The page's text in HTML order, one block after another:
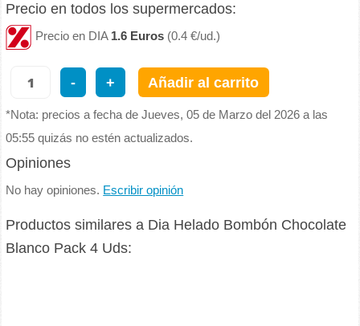
Precio en todos los supermercados:
Precio en DIA 1.6 Euros (0.4 €/ud.)
- + Añadir al carrito
*Nota: precios a fecha de Jueves, 05 de Marzo del 2026 a las
05:55 quizás no estén actualizados.
Opiniones
No hay opiniones. Escribir opinión
Productos similares a Dia Helado Bombón Chocolate
Blanco Pack 4 Uds: